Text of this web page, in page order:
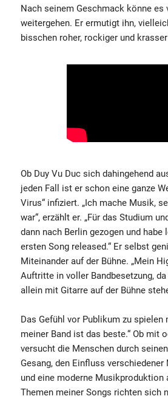
Nach seinem Geschmack könne es
weitergehen. Er ermutigt ihn,
bisschen roher, rockiger und
Ob Duy Vu Duc sich dahingehend
jeden Fall ist er schon eine ganze
Virus“ infiziert. „Ich mache Musik,
war“, erzählt er. „Für das Studium
dann nach Berlin gezogen und habe
ersten Song released.“ Er selbst
Miteinander auf der Bühne. „Mein
Auftritte in voller Bandbesetzung,
allein mit Gitarre auf der Bühne
Das Gefühl vor Publikum zu spielen
meiner Band ist das beste.“ Ob mit
versucht die Menschen durch
Gesang, den Einfluss
und eine moderne Musikproduktion
Themen meiner Songs richten sich